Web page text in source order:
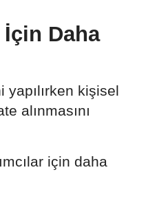
İçin Daha
yapılırken kişisel
alınmasını
için daha